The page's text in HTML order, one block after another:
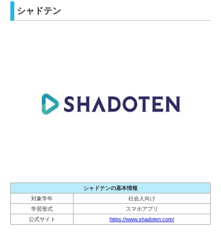
シャドテン
シャドテンの基本情報
対象学年
社会人向け
学習形式
スマホアプリ
公式サイト
https://www.shadoten.com/